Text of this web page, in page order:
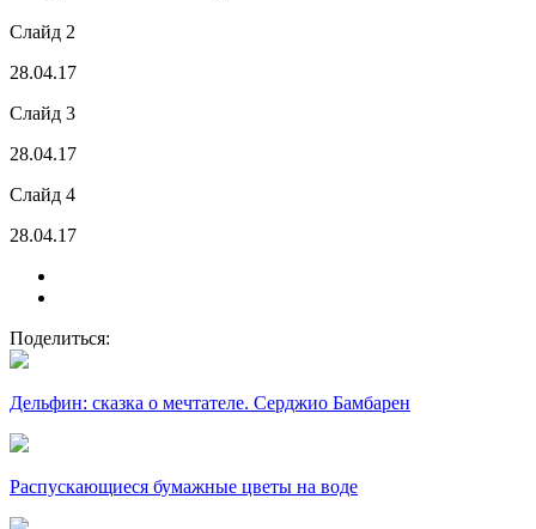
Слайд 2
28.04.17
Слайд 3
28.04.17
Слайд 4
28.04.17
Поделиться:
Дельфин: сказка о мечтателе. Серджио Бамбарен
Распускающиеся бумажные цветы на воде